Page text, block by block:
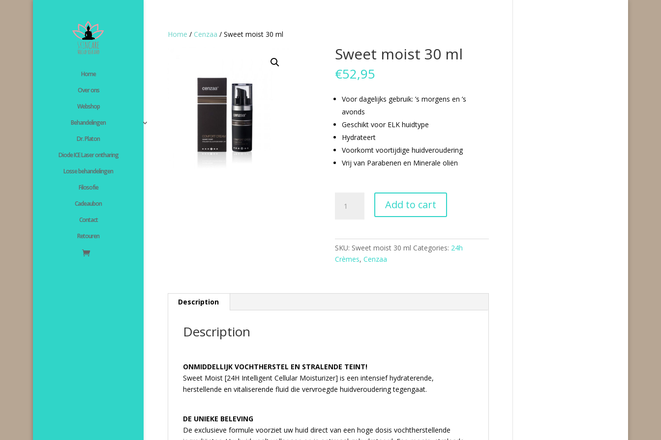
Home
Over ons
Webshop
Behandelingen
Dr. Platon
Diode ICE Laser ontharing
Losse behandelingen
Filosofie
Cadeaubon
Contact
Retouren
Home / Cenzaa / Sweet moist 30 ml
Sweet moist 30 ml
€52,95
Voor dagelijks gebruik: ’s morgens en ’s
avonds
Geschikt voor ELK huidtype
Hydrateert
Voorkomt voortijdige huidveroudering
Vrij van Parabenen en Minerale oliën
moist
Add to cart
SKU: Sweet moist 30 ml Categories: 24h
Crèmes, Cenzaa
Description
Description
ONMIDDELLIJK VOCHTHERSTEL EN STRALENDE TEINT!
Sweet Moist [24H Intelligent Cellular Moisturizer] is een intensief hydraterende,
herstellende en vitaliserende fluid die vervroegde huidveroudering tegengaat.
DE UNIEKE BELEVING
De exclusieve formule voorziet uw huid direct van een hoge dosis vochtherstellende